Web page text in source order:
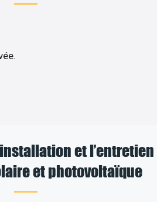
et l’entretien
et photovoltaïque